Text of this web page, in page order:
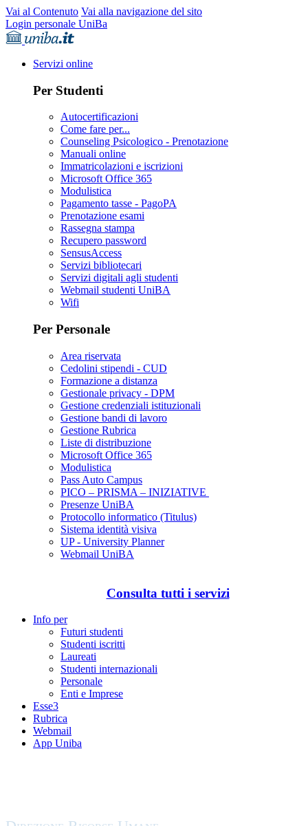
Vai al Contenuto Vai alla navigazione del sito
Login personale UniBa
Servizi online
Per Studenti
Autocertificazioni
Come fare per...
Counseling Psicologico - Prenotazione
Manuali online
Immatricolazioni e iscrizioni
Microsoft Office 365
Modulistica
Pagamento tasse - PagoPA
Prenotazione esami
Rassegna stampa
Recupero password
SensusAccess
Servizi bibliotecari
Servizi digitali agli studenti
Webmail studenti UniBA
Wifi
Per Personale
Area riservata
Cedolini stipendi - CUD
Formazione a distanza
Gestionale privacy - DPM
Gestione credenziali istituzionali
Gestione bandi di lavoro
Gestione Rubrica
Liste di distribuzione
Microsoft Office 365
Modulistica
Pass Auto Campus
PICO – PRISMA – INIZIATIVE
Presenze UniBA
Protocollo informatico (Titulus)
Sistema identità visiva
UP - University Planner
Webmail UniBA
Consulta tutti i servizi
Info per
Futuri studenti
Studenti iscritti
Laureati
Studenti internazionali
Personale
Enti e Imprese
Esse3
Rubrica
Webmail
App Uniba